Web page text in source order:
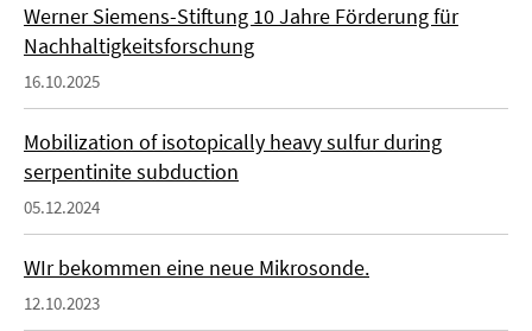
Werner Siemens-Stiftung 10 Jahre Förderung für
Nachhaltigkeitsforschung
16.10.2025
Mobilization of isotopically heavy sulfur during
serpentinite subduction
05.12.2024
WIr bekommen eine neue Mikrosonde.
12.10.2023